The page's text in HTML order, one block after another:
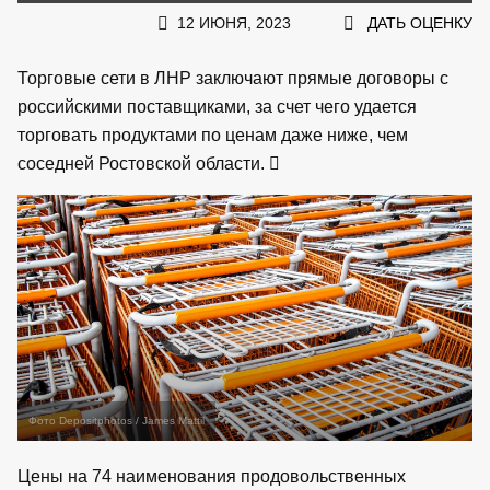
12 ИЮНЯ, 2023 ДАТЬ ОЦЕНКУ
Торговые сети в ЛНР заключают прямые договоры с
российскими поставщиками, за счет чего удается
торговать продуктами по ценам даже ниже, чем
соседней Ростовской области.
Фото Depositphotos / James Mattil
Цены на 74 наименования продовольственных